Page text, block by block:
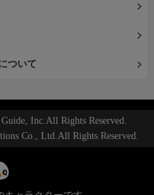
ついて
Inc.All Rights Reserved.
Co., Ltd.All Rights Reserved.